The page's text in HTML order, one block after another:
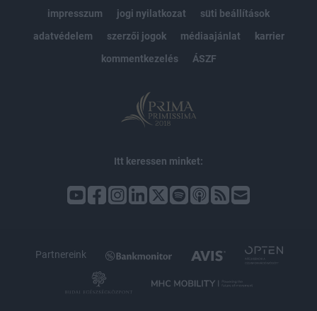
impresszum
jogi nyilatkozat
süti beállítások
adatvédelem
szerzői jogok médiaajánlat
karrier
kommentkezelés
ÁSZF
Itt keressen minket:
Partnereink